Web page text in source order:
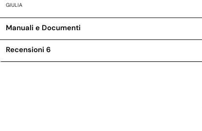
GIULIA
Manuali e Documenti
Recensioni 6